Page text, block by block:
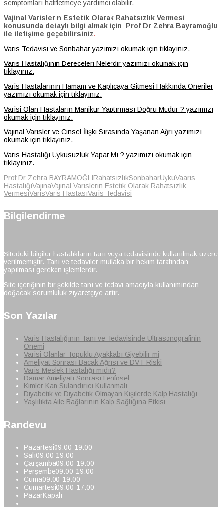
semptomları hafifletmeye yardımcı olabilir.
Vajinal Varislerin Estetik Olarak Rahatsızlık Vermesi
konusunda detaylı bilgi almak için Prof Dr Zehra Bayramoğlu
ile iletişime geçebilirsiniz.
Varis Tedavisi ve Sonbahar yazımızı okumak için tıklayınız.
Varis Hastalığının Dereceleri Nelerdir yazımızı okumak için
tıklayınız.
Varis Hastalarının Hamam ve Kaplıcaya Gitmesi Hakkında Öneriler
yazımızı okumak için tıklayınız.
Varisi Olan Hastaların Manikür Yaptırması Doğru Mudur ? yazımızı
okumak için tıklayınız.
Vajinal Varisler ve Cinsel İlişki Sırasında Yaşanan Ağrı yazımızı
okumak için tıklayınız.
Varis Hastalığı Uykusuzluk Yapar Mı ? yazımızı okumak için
tıklayınız.
Prof Dr Zehra BAYRAMOĞLIRahatsızlıkSonbaharUykuVaaris
HastalığıVajinaVajinal Varislerin Estetik Olarak Rahatsızlık
VermesiVarisVaris HastasıVaris Tedavisi
Bilgilendirme
Sitedeki bilgiler hastalıkların tanı veya tedavisinde kullanılmak üzere
verilmemiştir. Tanı ve tedaviler mutlaka bir hekim tarafından
yapılması gereken işlemlerdir.
Site içeriğinin bir şekilde tanı ve tedavi amacıyla kullanımından
doğacak sorumluluk ziyaretçiye aittir.
Son Yazılar
Varis Hastalığının Tanı ve Tedavisinde Ultrasonografinin
Önemi
Varisi Olanlar Topuklu Ayakkabı Giyebilir mi
Ameliyat Sonrası Bacak Ağrısı ve DVT Riski
Varis Meslek Hastalığı mıdır?
Damar Ameliyatı Sonrası Lenfosel
Kimler Kan Sulandırıcı Kullanmalı
Diyabetik ve Diyabetik Olmayan Kişilerde Kalp Hastalığı
Yaşlılıkta Aile Bağlarının Kalp Sağlığına Etkisi
Randevu
Pazartesi09:00-19:00
Salı09:00-19:00
Çarşamba09:00-19:00
Perşembe09:00-19:00
Cuma09:00-19:00
Cumartesi09:00-17:00
PazarKapalı